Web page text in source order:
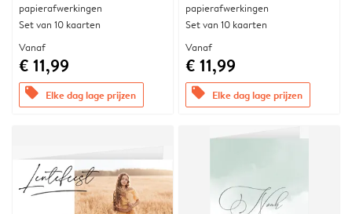
papierafwerkingen
Set van 10 kaarten
Vanaf
€ 11,99
offers Elke dag lage prijzen
papierafwerkingen
Set van 10 kaarten
Vanaf
€ 11,99
offers Elke dag lage prijzen